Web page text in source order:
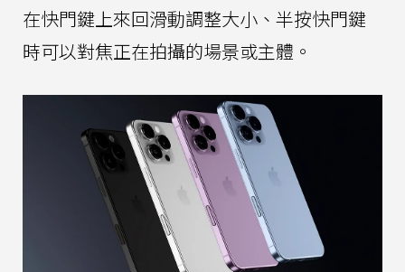
在快門鍵上來回滑動調整大小、半按快門鍵
時可以對焦正在拍攝的場景或主體。